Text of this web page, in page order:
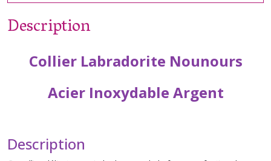
Description
Collier Labradorite Nounours
Acier Inoxydable Argent
Description